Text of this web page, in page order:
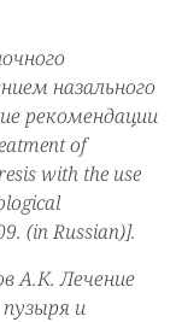
назального
рекомендации
of
with the use
(in Russian)].
А.К. Лечение
и